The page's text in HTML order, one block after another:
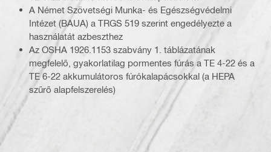
A Német Szövetségi Munka- és Egészségvédelmi
Intézet (BAUA) a TRGS 519 szerint engedélyezte a
használatát azbeszthez
Az OSHA 1926.1153 szabvány 1. táblázatának
megfelelő, gyakorlatilag pormentes fúrás a TE 4-22 és a
TE 6-22 akkumulátoros fúrókalapácsokkal (a HEPA
szűrő alapfelszerelés)